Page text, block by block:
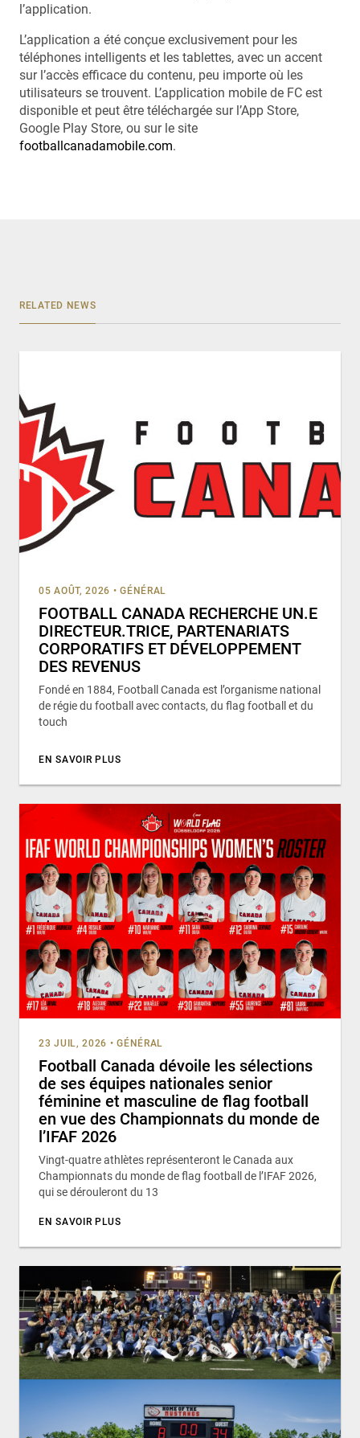
l’application.
L’application a été conçue exclusivement pour les
téléphones intelligents et les tablettes, avec un accent
sur l’accès efficace du contenu, peu importe où les
utilisateurs se trouvent. L’application mobile de FC est
disponible et peut être téléchargée sur l’App Store,
Google Play Store, ou sur le site
footballcanadamobile.com.
RELATED NEWS
05 AOÛT, 2026 • GÉNÉRAL
FOOTBALL CANADA RECHERCHE UN.E
DIRECTEUR.TRICE, PARTENARIATS
CORPORATIFS ET DÉVELOPPEMENT
DES REVENUS
Fondé en 1884, Football Canada est l’organisme national
de régie du football avec contacts, du flag football et du
touch
EN SAVOIR PLUS
23 JUIL, 2026 • GÉNÉRAL
Football Canada dévoile les sélections
de ses équipes nationales senior
féminine et masculine de flag football
en vue des Championnats du monde de
l’IFAF 2026
Vingt-quatre athlètes représenteront le Canada aux
Championnats du monde de flag football de l’IFAF 2026,
qui se dérouleront du 13
EN SAVOIR PLUS